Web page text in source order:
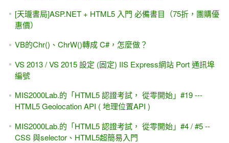
[天瓏書局]ASP.NET + HTML5 入門 必備書目（75折，團購優
惠價）
VB的Chr()、ChrW()轉成 C#，怎麼做？
VS 2013 / VS 2015 設定 (固定) IIS Express網站 Port 通訊埠
編號
MIS2000Lab.的「HTML5 認證考試， 從零開始」#19 ---
HTML5 Geolocation API ( 地理位置API )
MIS2000Lab.的「HTML5 認證考試， 從零開始」#4 / #5 --
CSS 與selector、HTML5超簡易入門